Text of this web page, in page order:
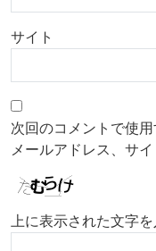
サイト
次回のコメントで使
メールアドレス、サイ
上に表示された文字を